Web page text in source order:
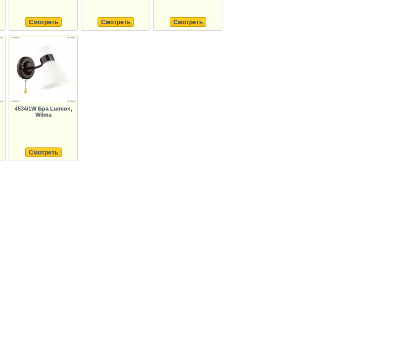
Смотреть Смотреть Смотреть
4534/1W Бра Lumion,
Wilma
Смотреть